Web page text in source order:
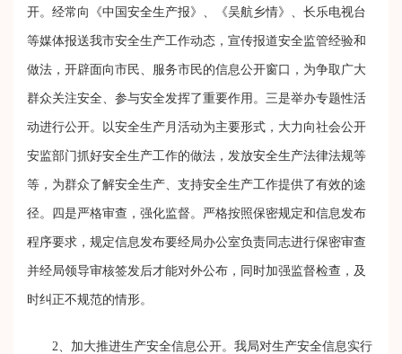
开。经常向《中国安全生产报》、《吴航乡情》、长乐电视台
等媒体报送我市安全生产工作动态，宣传报道安全监管经验和
做法，开辟面向市民、服务市民的信息公开窗口，为争取广大
群众关注安全、参与安全发挥了重要作用。三是举办专题性活
动进行公开。以安全生产月活动为主要形式，大力向社会公开
安监部门抓好安全生产工作的做法，发放安全生产法律法规等
等，为群众了解安全生产、支持安全生产工作提供了有效的途
径。四是严格审查，强化监督。严格按照保密规定和信息发布
程序要求，规定信息发布要经局办公室负责同志进行保密审查
并经局领导审核签发后才能对外公布，同时加强监督检查，及
时纠正不规范的情形。
2 、加大推进生产安全信息公开。我局对生产安全信息实行